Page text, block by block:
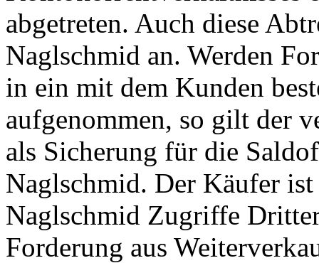
abgetreten. Auch diese
Naglschmid an. Werden
in ein mit dem Kunden
aufgenommen, so gilt der
als Sicherung für die
Naglschmid. Der Käufer
Naglschmid Zugriffe
Forderung aus